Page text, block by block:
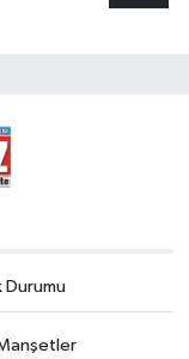
Durumu